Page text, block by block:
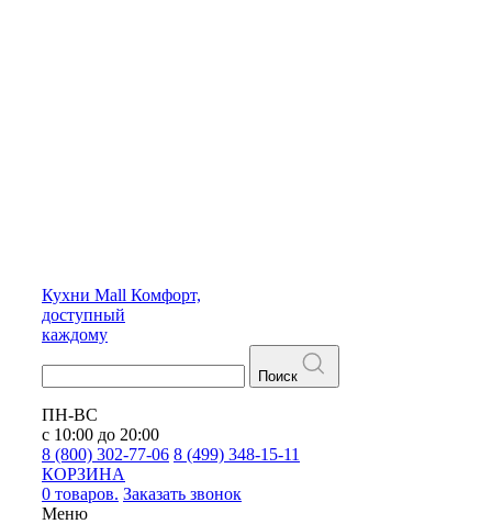
Кухни Mall Комфорт,
доступный
каждому
Поиск
ПН-ВС
с 10:00 до 20:00
8 (800) 302-77-06 8 (499) 348-15-11
КОРЗИНА
0 товаров. Заказать звонок
Меню